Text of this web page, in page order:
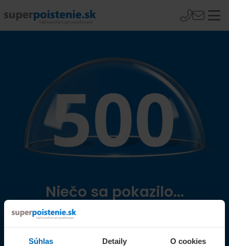
Súhlas Detaily O cookies
Niečo sa pokazilo...
Přejít na úvodní stránku